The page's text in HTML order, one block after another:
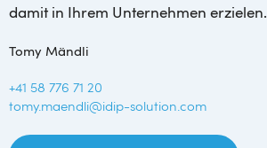
damit in Ihrem Unternehmen erzielen.
Tomy Mändli
+41 58 776 71 20
tomy.maendli@idip-solution.com